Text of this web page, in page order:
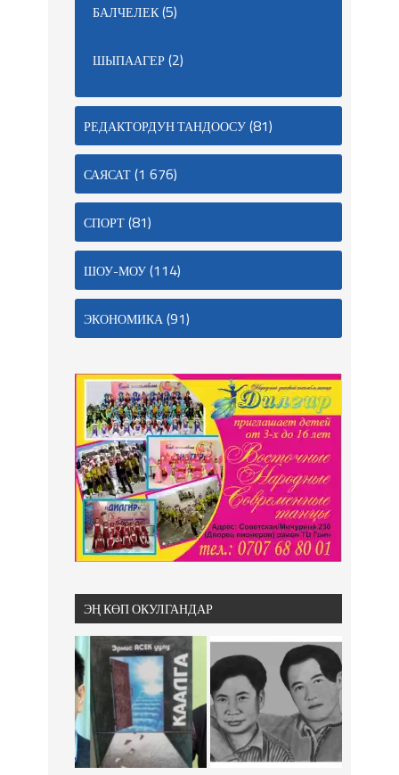
БАЛЧЕЛЕК(5)
ШЫПААГЕР(2)
РЕДАКТОРДУН ТАНДООСУ(81)
САЯСАТ(1 676)
СПОРТ(81)
ШОУ-МОУ(114)
ЭКОНОМИКА(91)
ЭҢ КӨП ОКУЛГАНДАР